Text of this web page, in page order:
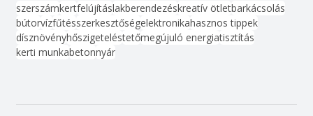
szerszámkertfelújításlakberendezéskreatív ötletbarkácsolás
bútorvízfűtésszerkesztőségelektronikahasznos tippek
dísznövényhőszigeteléstetőmegújuló energiatisztítás
kerti munkabetonnyár